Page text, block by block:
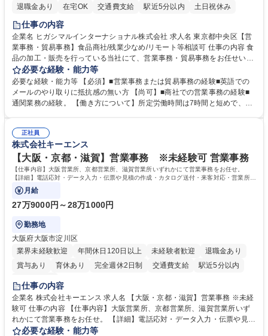
退職金あり 在宅OK 交通費支給 駅近5分以内 土日祝休み
仕事の内容
企業名 ヒガシマルインターナショナル株式会社 求人名 東京都中央区【営
業事務・貿易事務】食品商社/残業少なめ/リモート等相談可 仕事の内容 食
品の加工・販売を行っている当社にて、営業事務・貿易事務をお任せいた
します。営業社員のサポートポジションとして、受発注から海外工場との
調整まで幅広く対応し、当社事業の根幹を支えていただきます。 ■受発注
業務、請求書発行 ■海外工場とのスケジュール調整 ■在庫管理 ■輸入書類
の確認・作成 ■配送手配 ■通関業者を通して行う輸出入業全般 ■倉庫との
ルプロデュースしているため、商品に関わる全ての業務をサポート頂きま
す。 募集職種 東京都中央区【営業事務・貿易事務】食品商社/残業少なめ/
リモート等相談可
必要な経験・能力等
必要な経験・能力等 【必須】■営業事務または貿易事務の経験■英語での
メールのやり取りに抵抗感の無い方 【尚可】■商社での営業事務の経験■
通関業務の経験。 【働き方について】所定労働時間は7時間と短めで、残
の強み】1991年の設立以来、外食産業を中心としたお客様の多様なニー
ズに沿った冷凍水産物等の生産・輸入・販売を一貫して手掛けています。
自社工場と海外拠点の強固な連携によるワンストップサービスが最大の強
みです。 学歴・資格 学歴：大学院 大学 語学力：英語 資格：
正社員
株式会社キーエンス
【大阪・京都・滋賀】営業事務 ※未経験可 営業事務
【仕事内容】大阪営業所、京都営業所、滋賀営業所いずれかにて営業事務をお任せ。
【詳細】電話応対・データ入力・伝票や見積の作成・カタログ送付・来客対応・営業所内
で発生する事務業務や業務改善をお任せ。
月給
27万9000円～28万1000円
勤務地
大阪府大阪市淀川区
業界未経験歓迎
年間休日120日以上 未経験者歓迎
退職金あり
賞与あり
育休あり 完全週休2日制 交通費支給
駅近5分以内
土日祝休み
仕事の内容
企業名 株式会社キーエンス 求人名 【大阪・京都・滋賀】営業事務 ※未経
験可 仕事の内容 【仕事内容】大阪営業所、京都営業所、滋賀営業所いず
れかにて営業事務をお任せ。 【詳細】電話応対・データ入力・伝票や見積
の作成・カタログ送付・来客対応・営業所内で発生する事務業務や業務改
必要な経験・能力等